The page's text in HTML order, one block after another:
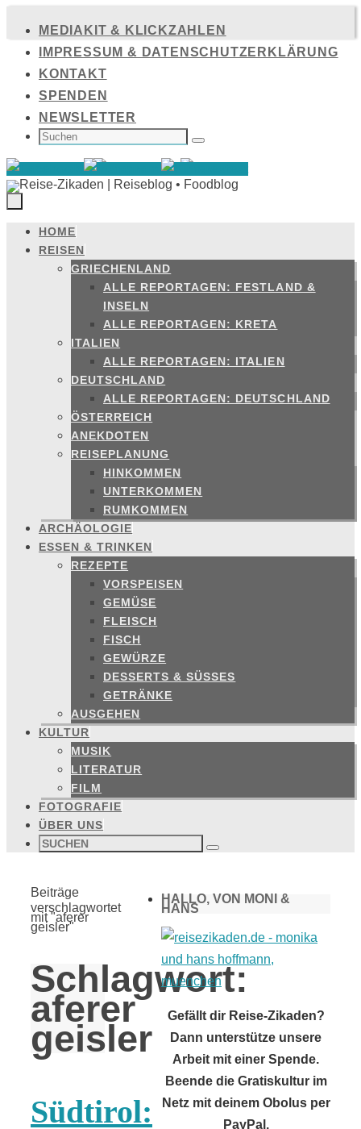
Inhalt
springen
MEDIAKIT & KLICKZAHLEN
IMPRESSUM & DATENSCHUTZERKLÄRUNG
KONTAKT
SPENDEN
NEWSLETTER
SUCHEN
NACH: Suchen
Zum
Inhalt
springen
HOME
REISEN
GRIECHENLAND
ALLE REPORTAGEN: FESTLAND &
INSELN
ALLE REPORTAGEN: KRETA
ITALIEN
ALLE REPORTAGEN: ITALIEN
DEUTSCHLAND
ALLE REPORTAGEN: DEUTSCHLAND
ÖSTERREICH
ANEKDOTEN
REISEPLANUNG
HINKOMMEN
UNTERKOMMEN
RUMKOMMEN
ARCHÄOLOGIE
ESSEN & TRINKEN
REZEPTE
VORSPEISEN
GEMÜSE
FLEISCH
FISCH
GEWÜRZE
DESSERTS & SÜSSES
GETRÄNKE
AUSGEHEN
KULTUR
MUSIK
LITERATUR
FILM
FOTOGRAFIE
ÜBER UNS
Suchen
nach: Suchen
Start
Beiträge
verschlagwortet
mit "aferer
geisler"
Schlagwort:
aferer
geisler
Südtirol:
HALLO, VON MONI &
HANS
Gefällt dir Reise-Zikaden?
Dann unterstütze unsere
Arbeit mit einer Spende.
Beende die Gratiskultur im
Netz mit deinem Obolus per
PayPal.